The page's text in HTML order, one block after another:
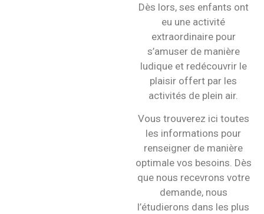
Dès lors, ses enfants ont
eu une activité
extraordinaire pour
s’amuser de manière
ludique et redécouvrir le
plaisir offert par les
activités de plein air.
Vous trouverez ici toutes
les informations pour
renseigner de manière
optimale vos besoins. Dès
que nous recevrons votre
demande, nous
l’étudierons dans les plus